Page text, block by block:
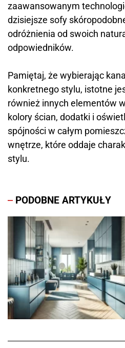
zaawansowanym
dzisiejsze sofy
odróżnienia od swoich
odpowiedników.
Pamiętaj, że wybierając
konkretnego stylu, istotne
również innych elementów
kolory ścian, dodatki i
spójności w całym
wnętrze, które oddaje
stylu.
PODOBNE ARTYKUŁY